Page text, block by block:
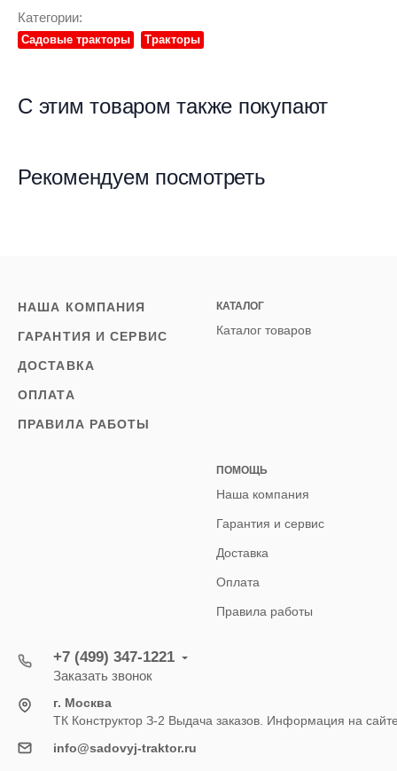
Категории:
Садовые тракторы Тракторы
С этим товаром также покупают
Рекомендуем посмотреть
НАША КОМПАНИЯ
ГАРАНТИЯ И СЕРВИС
ДОСТАВКА
ОПЛАТА
ПРАВИЛА РАБОТЫ
КАТАЛОГ
Каталог товаров
ПОМОЩЬ
Наша компания
Гарантия и сервис
Доставка
Оплата
Правила работы
+7 (499) 347-1221
Заказать звонок
г. Москва
ТК Конструктор З-2 Выдача заказов. Информация на
info@sadovyj-traktor.ru